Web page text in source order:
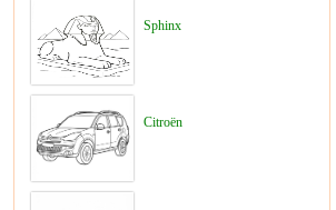
Sphinx
Citroën